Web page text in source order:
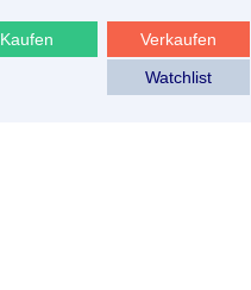
Verkaufen
Kaufen
Watchlist